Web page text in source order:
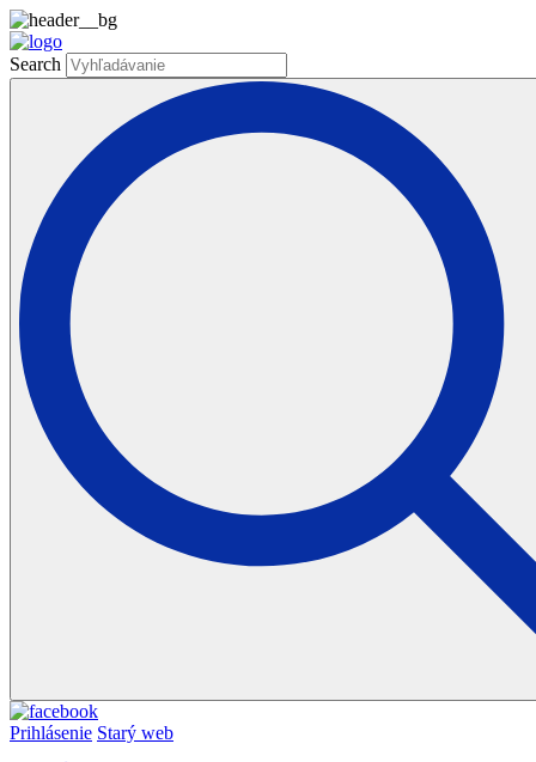
Search
Prihlásenie Starý web